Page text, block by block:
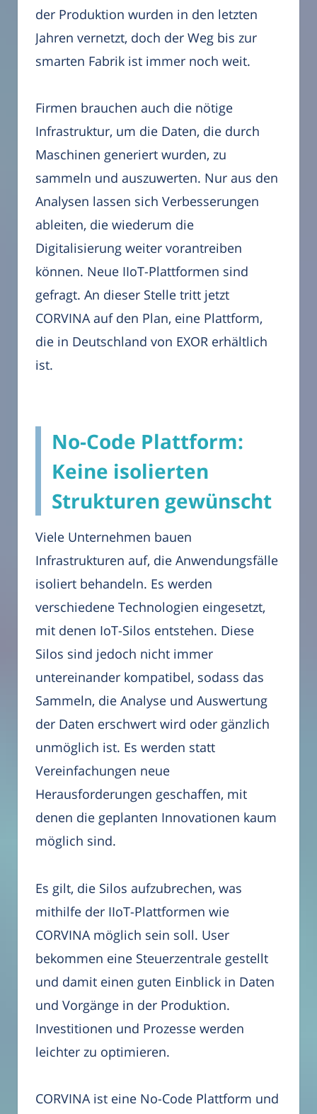
der Produktion wurden in den letzten
Jahren vernetzt, doch der Weg bis zur
smarten Fabrik ist immer noch weit.
Firmen brauchen auch die nötige
Infrastruktur, um die Daten, die durch
Maschinen generiert wurden, zu
sammeln und auszuwerten. Nur aus den
Analysen lassen sich Verbesserungen
ableiten, die wiederum die
Digitalisierung weiter vorantreiben
können. Neue IIoT-Plattformen sind
gefragt. An dieser Stelle tritt jetzt
CORVINA auf den Plan, eine Plattform,
die in Deutschland von EXOR erhältlich
ist.
No-Code Plattform:
Keine isolierten
Strukturen gewünscht
Viele Unternehmen bauen
Infrastrukturen auf, die Anwendungsfälle
isoliert behandeln. Es werden
verschiedene Technologien eingesetzt,
mit denen IoT-Silos entstehen. Diese
Silos sind jedoch nicht immer
untereinander kompatibel, sodass das
Sammeln, die Analyse und Auswertung
der Daten erschwert wird oder gänzlich
unmöglich ist. Es werden statt
Vereinfachungen neue
Herausforderungen geschaffen, mit
denen die geplanten Innovationen kaum
möglich sind.
Es gilt, die Silos aufzubrechen, was
mithilfe der IIoT-Plattformen wie
CORVINA möglich sein soll. User
bekommen eine Steuerzentrale gestellt
und damit einen guten Einblick in Daten
und Vorgänge in der Produktion.
Investitionen und Prozesse werden
leichter zu optimieren.
CORVINA ist eine No-Code Plattform und